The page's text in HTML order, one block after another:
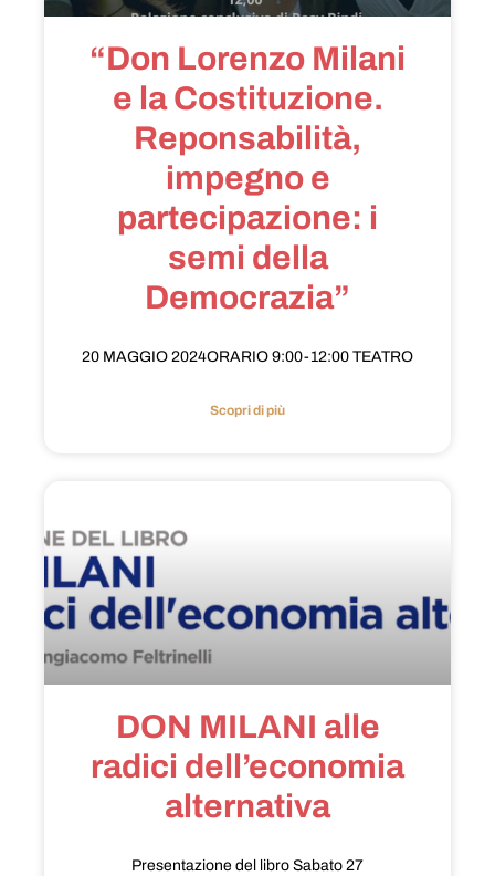
“Don Lorenzo Milani
e la Costituzione.
Reponsabilità,
impegno e
partecipazione: i
semi della
Democrazia”
20 MAGGIO 2024ORARIO 9:00-12:00 TEATRO
Scopri di più
DON MILANI alle
radici dell’economia
alternativa
Presentazione del libro Sabato 27